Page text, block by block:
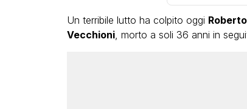
Un terribile lutto ha colpito oggi
Vecchioni, morto a soli 36 anni in